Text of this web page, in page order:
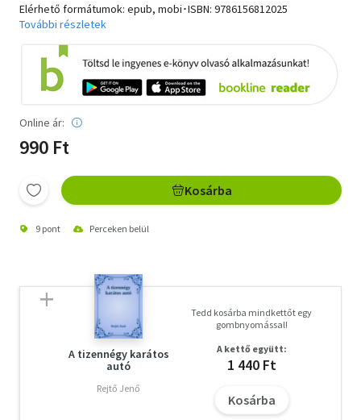
Elérhető formátumok: epub, mobi･ISBN: 9786156812025
További részletek
Online ár:
990 Ft
Kosárba
9 pont Perceken belül
A tizennégy karátos
autó
Rejtő Jenő
Tedd kosárba mindkettőt egy
gombnyomással!
A kettő együtt:
1 440 Ft
Kosárba